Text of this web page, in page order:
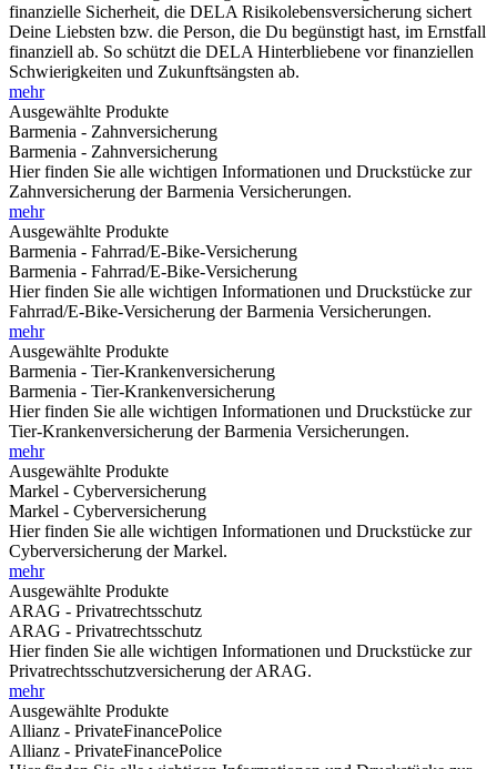
finanzielle Sicherheit, die DELA Risikolebensversicherung sichert
Deine Liebsten bzw. die Person, die Du begünstigt hast, im Ernstfall
finanziell ab. So schützt die DELA Hinterbliebene vor finanziellen
Schwierigkeiten und Zukunftsängsten ab.
mehr
Ausgewählte Produkte
Barmenia - Zahnversicherung
Barmenia - Zahnversicherung
Hier finden Sie alle wichtigen Informationen und Druckstücke zur
Zahnversicherung der Barmenia Versicherungen.
mehr
Ausgewählte Produkte
Barmenia - Fahrrad/E-Bike-Versicherung
Barmenia - Fahrrad/E-Bike-Versicherung
Hier finden Sie alle wichtigen Informationen und Druckstücke zur
Fahrrad/E-Bike-Versicherung der Barmenia Versicherungen.
mehr
Ausgewählte Produkte
Barmenia - Tier-Krankenversicherung
Barmenia - Tier-Krankenversicherung
Hier finden Sie alle wichtigen Informationen und Druckstücke zur
Tier-Krankenversicherung der Barmenia Versicherungen.
mehr
Ausgewählte Produkte
Markel - Cyberversicherung
Markel - Cyberversicherung
Hier finden Sie alle wichtigen Informationen und Druckstücke zur
Cyberversicherung der Markel.
mehr
Ausgewählte Produkte
ARAG - Privatrechtsschutz
ARAG - Privatrechtsschutz
Hier finden Sie alle wichtigen Informationen und Druckstücke zur
Privatrechtsschutzversicherung der ARAG.
mehr
Ausgewählte Produkte
Allianz - PrivateFinancePolice
Allianz - PrivateFinancePolice